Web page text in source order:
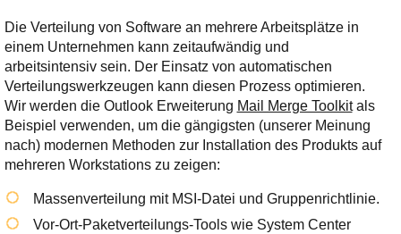
Die Verteilung von Software an mehrere Arbeitsplätze in
einem Unternehmen kann zeitaufwändig und
arbeitsintensiv sein. Der Einsatz von automatischen
Verteilungswerkzeugen kann diesen Prozess optimieren.
Wir werden die Outlook Erweiterung Mail Merge Toolkitals
Beispiel verwenden, um die gängigsten (unserer Meinung
nach) modernen Methoden zur Installation des Produkts auf
mehreren Workstations zu zeigen:
Massenverteilung mit MSI-Datei und Gruppenrichtlinie.
Vor-Ort-Paketverteilungs-Tools wie System Center
bereithält!
Wie z.B. Outlook,
GMail, Thunderbird
oder auch
KuNoMail, usw.
Ihre E-Mail
Adresse:
E-Mail